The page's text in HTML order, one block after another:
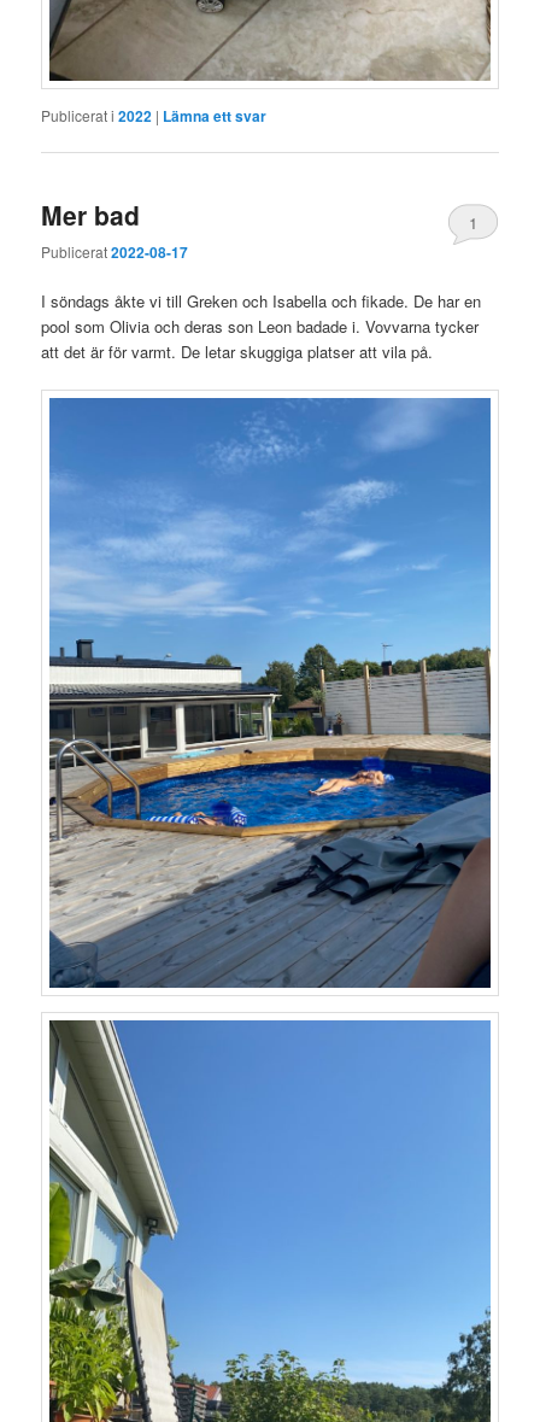
Publicerat i 2022 | Lämna ett svar
Mer bad
Publicerat2022-08-17
1
I söndags åkte vi till Greken och Isabella och fikade. De har en
pool som Olivia och deras son Leon badade i. Vovvarna tycker
att det är för varmt. De letar skuggiga platser att vila på.